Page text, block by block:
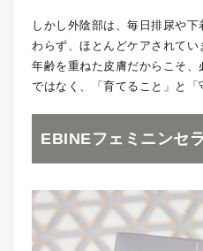
しかし外陰部は、毎日排尿や
わらず、ほとんどケアされてい
年齢を重ねた皮膚だからこそ
ではなく、「育てること」と「
EBINEフェミニンセ